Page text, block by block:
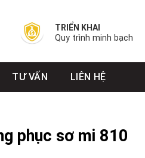
TRIỂN KHAI
Quy trình minh bạch
TƯ VẤN LIÊN HỆ
phục sơ mi 810